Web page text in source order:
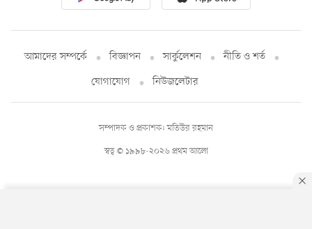
আমাদের সম্পর্কে বিজ্ঞাপন সার্কুলেশন
নীতি ও শর্ত
যোগাযোগ
নিউজলেটার
স্বত্ব © ১৯৯৮-২০২৬ প্রথম আলো
সম্পাদক ও প্রকাশক: মতিউর রহমান